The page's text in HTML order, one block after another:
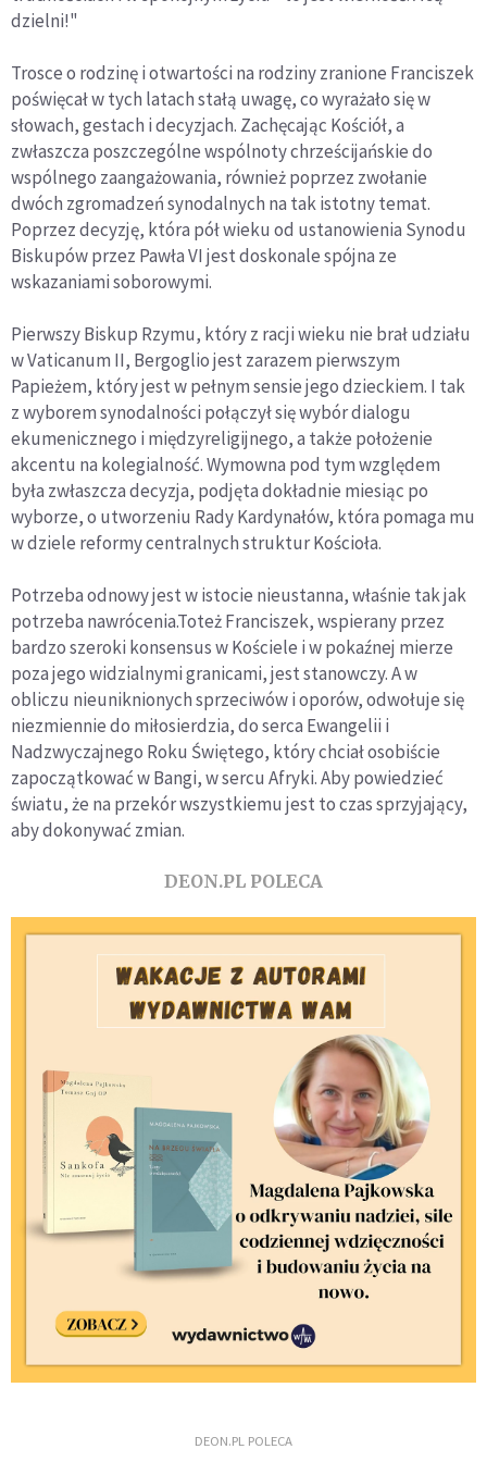
dzielni!"
Trosce o rodzinę i otwartości na rodziny zranione Franciszek
poświęcał w tych latach stałą uwagę, co wyrażało się w
słowach, gestach i decyzjach. Zachęcając Kościół, a
zwłaszcza poszczególne wspólnoty chrześcijańskie do
wspólnego zaangażowania, również poprzez zwołanie
dwóch zgromadzeń synodalnych na tak istotny temat.
Poprzez decyzję, która pół wieku od ustanowienia Synodu
Biskupów przez Pawła VI jest doskonale spójna ze
wskazaniami soborowymi.
Pierwszy Biskup Rzymu, który z racji wieku nie brał udziału
w Vaticanum II, Bergoglio jest zarazem pierwszym
Papieżem, który jest w pełnym sensie jego dzieckiem. I tak
z wyborem synodalności połączył się wybór dialogu
ekumenicznego i międzyreligijnego, a także położenie
akcentu na kolegialność. Wymowna pod tym względem
była zwłaszcza decyzja, podjęta dokładnie miesiąc po
wyborze, o utworzeniu Rady Kardynałów, która pomaga mu
w dziele reformy centralnych struktur Kościoła.
Potrzeba odnowy jest w istocie nieustanna, właśnie tak jak
potrzeba nawrócenia.Toteż Franciszek, wspierany przez
bardzo szeroki konsensus w Kościele i w pokaźnej mierze
poza jego widzialnymi granicami, jest stanowczy. A w
obliczu nieuniknionych sprzeciwów i oporów, odwołuje się
niezmiennie do miłosierdzia, do serca Ewangelii i
Nadzwyczajnego Roku Świętego, który chciał osobiście
zapoczątkować w Bangi, w sercu Afryki. Aby powiedzieć
światu, że na przekór wszystkiemu jest to czas sprzyjający,
aby dokonywać zmian.
DEON.PL POLECA
DEON.PL POLECA